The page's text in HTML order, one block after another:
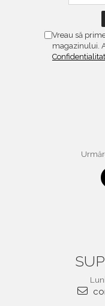
Vreau să
magazinului.